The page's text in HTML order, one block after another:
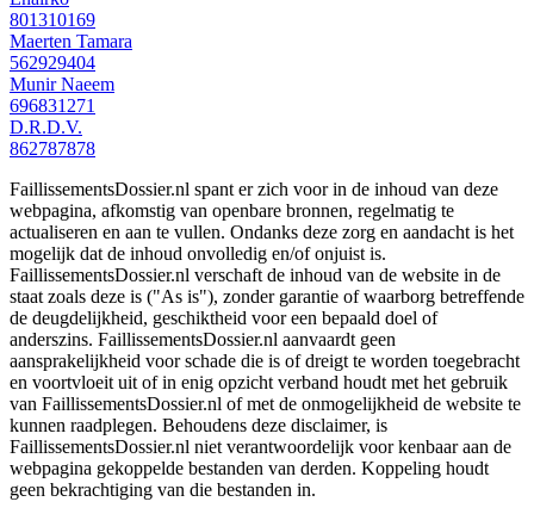
801310169
Maerten Tamara
562929404
Munir Naeem
696831271
D.R.D.V.
862787878
FaillissementsDossier.nl spant er zich voor in de inhoud van deze
webpagina, afkomstig van openbare bronnen, regelmatig te
actualiseren en aan te vullen. Ondanks deze zorg en aandacht is het
mogelijk dat de inhoud onvolledig en/of onjuist is.
FaillissementsDossier.nl verschaft de inhoud van de website in de
staat zoals deze is ("As is"), zonder garantie of waarborg betreffende
de deugdelijkheid, geschiktheid voor een bepaald doel of
anderszins. FaillissementsDossier.nl aanvaardt geen
aansprakelijkheid voor schade die is of dreigt te worden toegebracht
en voortvloeit uit of in enig opzicht verband houdt met het gebruik
van FaillissementsDossier.nl of met de onmogelijkheid de website te
kunnen raadplegen. Behoudens deze disclaimer, is
FaillissementsDossier.nl niet verantwoordelijk voor kenbaar aan de
webpagina gekoppelde bestanden van derden. Koppeling houdt
geen bekrachtiging van die bestanden in.